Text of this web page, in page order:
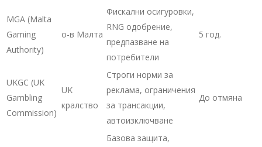
MGA (Malta
Gaming
Authority)
о-в Малта
Фискални осигуровки,
RNG одобрение,
предпазване на
потребители
5 год.
UKGC (UK
Gambling
Commission)
UK
кралство
Строги норми за
реклама, ограничения
за трансакции,
автоизключване
До отмяна
Базова защита,